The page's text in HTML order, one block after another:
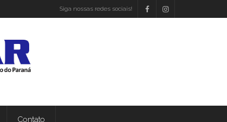
Siga nossas redes sociais!
Contato